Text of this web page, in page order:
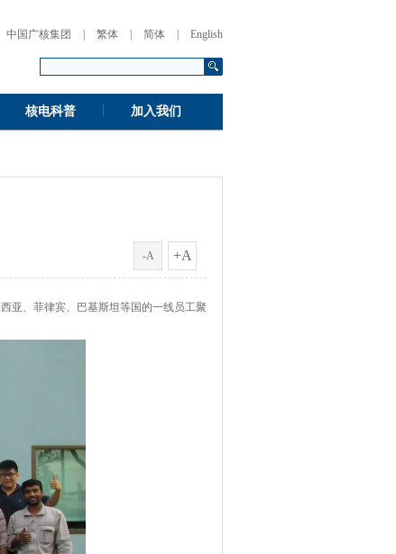
中国广核集团 繁体 简体 English
核电科普 加入我们
-A +A
亚、菲律宾、巴基斯坦等国的一线员工聚